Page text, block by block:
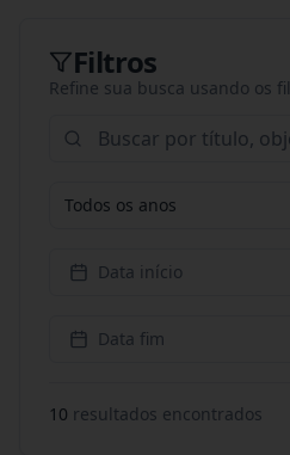
Filtros
Refine sua busca usando os
Todos os anos
Data início
Data fim
10 resultados encontrados